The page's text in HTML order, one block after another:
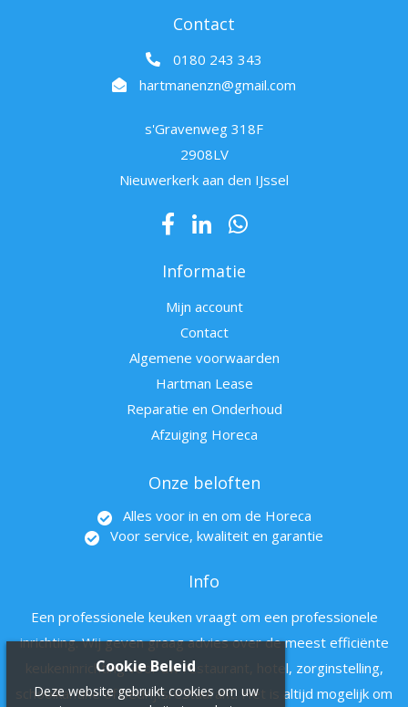
Contact
0180 243 343
hartmanenzn@gmail.com
s'Gravenweg 318F
2908LV
Nieuwerkerk aan den IJssel
Informatie
Mijn account
Contact
Algemene voorwaarden
Hartman Lease
Reparatie en Onderhoud
Afzuiging Horeca
Onze beloften
Alles voor in en om de Horeca
Voor service, kwaliteit en garantie
Info
Een professionele keuken vraagt om een professionele
inrichting. Wij geven graag advies over de meest efficiënte
keukeninrichting voor uw restaurant, hotel, zorginstelling,
schoolkantine of bedrijfsrestaurant. Het is altijd mogelijk om
Cookie Beleid
Deze website gebruikt cookies om uw